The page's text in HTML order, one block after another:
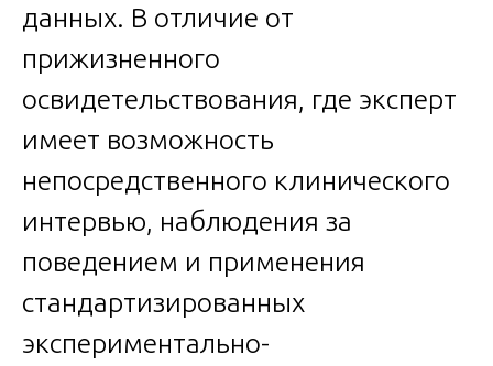
данных. В отличие от
прижизненного
освидетельствования, где эксперт
имеет возможность
непосредственного клинического
интервью, наблюдения за
поведением и применения
стандартизированных
экспериментально-